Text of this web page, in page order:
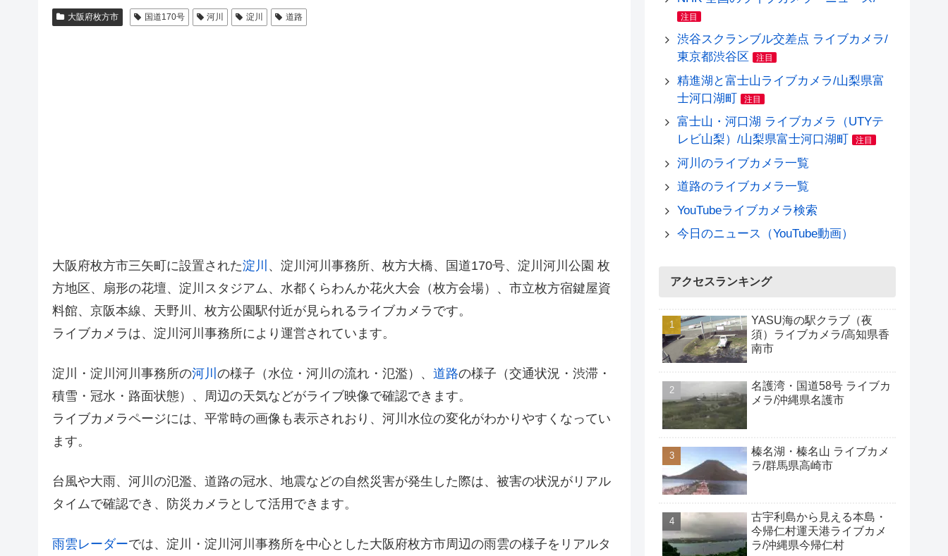
大阪府枚方市 国道170号 河川 淀川 道路
大阪府枚方市三矢町に設置された淀川 、淀川河川事務所、枚方大橋、国道170号、淀川河川公園 枚
方地区、扇形の花壇、淀川スタジアム、水都くらわんか花火大会（枚方会場）、市立枚方宿鍵屋資
料館、京阪本線、天野川、枚方公園駅付近が見られるライブカメラです。
ライブカメラは、淀川河川事務所により運営されています。
淀川・淀川河川事務所の河川 の様子（水位・河川の流れ・氾濫）、 道路の様子（交通状況・渋滞・
積雪・冠水・路面状態）、周辺の天気などがライブ映像で確認できます。
ライブカメラページには、平常時の画像も表示されおり、河川水位の変化がわかりやすくなってい
ます。
台風や大雨、河川の氾濫、道路の冠水、地震などの自然災害が発生した際は、被害の状況がリアル
タイムで確認でき、防災カメラとして活用できます。
雨雲レーダーでは、淀川・淀川河川事務所を中心とした大阪府枚方市周辺の雨雲の様子をリアルタ
注目
渋谷スクランブル交差点 ライブカメラ/
東京都渋谷区
注目
精進湖と富士山ライブカメラ/山梨県富
士河口湖町
注目
富士山・河口湖 ライブカメラ（UTYテ
レビ山梨）/山梨県富士河口湖町
注目
河川のライブカメラ一覧
道路のライブカメラ一覧
YouTubeライブカメラ検索
今日のニュース（YouTube動画）
アクセスランキング
YASU海の駅クラブ（夜
須）ライブカメラ/高知県香
南市
名護湾・国道58号 ライブカ
メラ/沖縄県名護市
榛名湖・榛名山 ライブカメ
ラ/群馬県高崎市
古宇利島から見える本島・
今帰仁村運天港ライブカメ
ラ/沖縄県今帰仁村